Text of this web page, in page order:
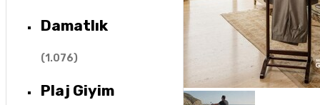
Damatlık
(1.076)
Plaj Giyim